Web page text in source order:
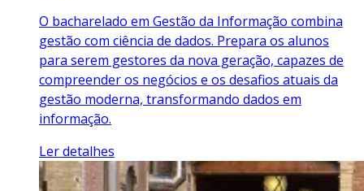
O bacharelado em Gestão da Informação combina
gestão com ciência de dados. Prepara os alunos
para serem gestores da nova geração, capazes de
compreender os negócios e os desafios atuais da
gestão moderna, transformando dados em
informação.
Ler detalhes